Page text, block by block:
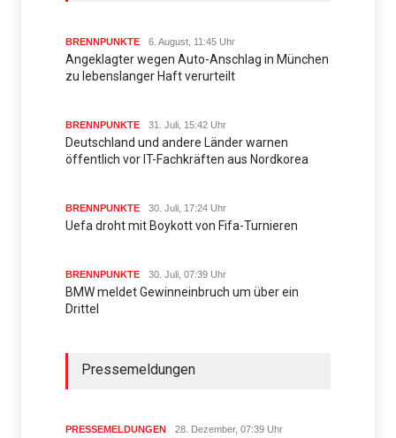
BRENNPUNKTE 6. August, 11:45 Uhr
Angeklagter wegen Auto-Anschlag in München
zu lebenslanger Haft verurteilt
BRENNPUNKTE 31. Juli, 15:42 Uhr
Deutschland und andere Länder warnen
öffentlich vor IT-Fachkräften aus Nordkorea
BRENNPUNKTE 30. Juli, 17:24 Uhr
Uefa droht mit Boykott von Fifa-Turnieren
BRENNPUNKTE 30. Juli, 07:39 Uhr
BMW meldet Gewinneinbruch um über ein
Drittel
Pressemeldungen
PRESSEMELDUNGEN 28. Dezember, 07:39 Uhr